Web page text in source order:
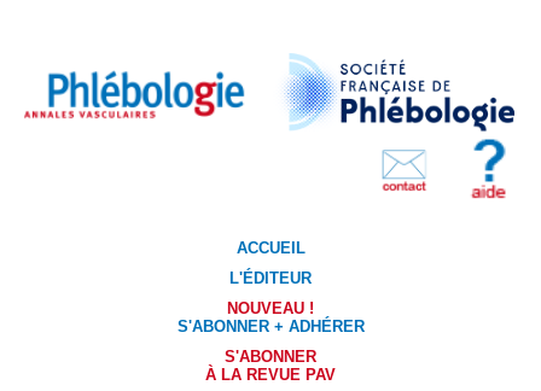
ACCUEIL
L'ÉDITEUR
NOUVEAU !
S'ABONNER + ADHÉRER
S'ABONNER
À LA REVUE PAV